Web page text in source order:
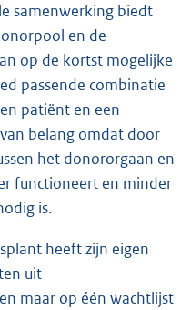
samenwerking biedt
en de
op de kortst mogelijke
passende combinatie
patiënt en een
belang omdat door
het donororgaan en
functioneert en minder
is.
heeft zijn eigen
uit
maar op één wachtlijst